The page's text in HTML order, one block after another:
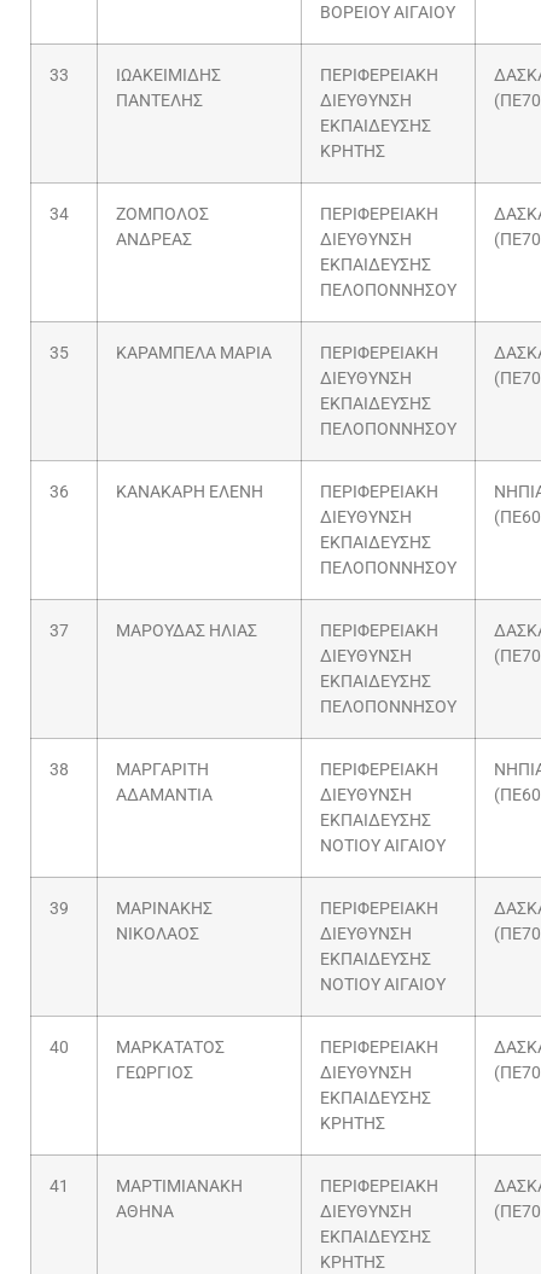
ΒΟΡΕΙΟΥ ΑΙΓΑΙΟΥ
33
ΙΩΑΚΕΙΜΙΔΗΣ
ΠΑΝΤΕΛΗΣ
ΠΕΡΙΦΕΡΕΙΑΚΗ
ΔΙΕΥΘΥΝΣΗ
ΕΚΠΑΙΔΕΥΣΗΣ
ΚΡΗΤΗΣ
34
ΖΟΜΠΟΛΟΣ
ΑΝΔΡΕΑΣ
ΠΕΡΙΦΕΡΕΙΑΚΗ
ΔΙΕΥΘΥΝΣΗ
ΕΚΠΑΙΔΕΥΣΗΣ
ΠΕΛΟΠΟΝΝΗΣΟΥ
35 ΚΑΡΑΜΠΕΛΑ ΜΑΡΙΑ
ΠΕΡΙΦΕΡΕΙΑΚΗ
ΔΙΕΥΘΥΝΣΗ
ΕΚΠΑΙΔΕΥΣΗΣ
ΠΕΛΟΠΟΝΝΗΣΟΥ
36 ΚΑΝΑΚΑΡΗ ΕΛΕΝΗ
ΠΕΡΙΦΕΡΕΙΑΚΗ
ΔΙΕΥΘΥΝΣΗ
ΕΚΠΑΙΔΕΥΣΗΣ
ΠΕΛΟΠΟΝΝΗΣΟΥ
37 ΜΑΡΟΥΔΑΣ ΗΛΙΑΣ
ΠΕΡΙΦΕΡΕΙΑΚΗ
ΔΙΕΥΘΥΝΣΗ
ΕΚΠΑΙΔΕΥΣΗΣ
ΠΕΛΟΠΟΝΝΗΣΟΥ
38
ΜΑΡΓΑΡΙΤΗ
ΑΔΑΜΑΝΤΙΑ
ΠΕΡΙΦΕΡΕΙΑΚΗ
ΔΙΕΥΘΥΝΣΗ
ΕΚΠΑΙΔΕΥΣΗΣ
ΝΟΤΙΟΥ ΑΙΓΑΙΟΥ
39
ΜΑΡΙΝΑΚΗΣ
ΝΙΚΟΛΑΟΣ
ΠΕΡΙΦΕΡΕΙΑΚΗ
ΔΙΕΥΘΥΝΣΗ
ΕΚΠΑΙΔΕΥΣΗΣ
ΝΟΤΙΟΥ ΑΙΓΑΙΟΥ
40
ΜΑΡΚΑΤΑΤΟΣ
ΓΕΩΡΓΙΟΣ
ΠΕΡΙΦΕΡΕΙΑΚΗ
ΔΙΕΥΘΥΝΣΗ
ΕΚΠΑΙΔΕΥΣΗΣ
ΚΡΗΤΗΣ
41
ΜΑΡΤΙΜΙΑΝΑΚΗ
ΑΘΗΝΑ
ΠΕΡΙΦΕΡΕΙΑΚΗ
ΔΙΕΥΘΥΝΣΗ
ΕΚΠΑΙΔΕΥΣΗΣ
ΚΡΗΤΗΣ